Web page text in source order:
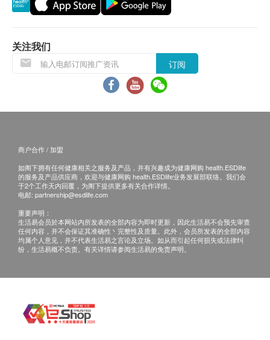
health.ESDlife】并没有经营或提供本服务/产品。
产品而引致的损失、损害、受伤或法律诉讼，健康
网购health.ESDlife概不负责。一切有关的索偿或
查询，须向提供服务之体检中心或商户提出。
关注我们
订阅
商户合作 / 加盟
如阁下拥有任何健康相关之服务及产品，并有兴趣成为健康网购 health.ESDlife
的服务及产品供应商，欢迎与健康网购 health.ESDlife业务发展部联络。我们会
于2个工作天内回覆，为阁下提供更多有关合作详情。
电邮: partnership@esdlife.com
重要声明：
生活易会员於本网站内所发表的全部内容为即时更新，因此生活易不会预先审查
任何内容，并不会保证其准确性丶完整性及质量。此外，会员所发表的全部内容
均属个人意见，并不代表生活易之言论及立场。如从而引起任何损失或法律纠
纷，生活易概不负责。有关详情请参阅生活易的免责声明。